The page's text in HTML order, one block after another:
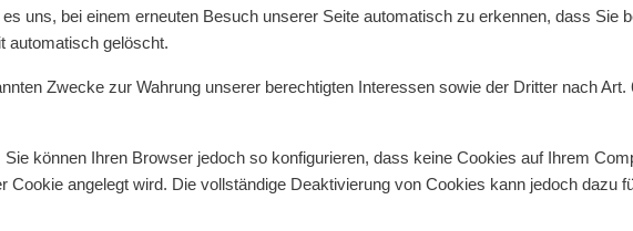
uns, bei einem erneuten Besuch unserer Seite automatisch zu erkennen, dass Sie
automatisch gelöscht.
Zwecke zur Wahrung unserer berechtigten Interessen sowie der Dritter nach Art.
können Ihren Browser jedoch so konfigurieren, dass keine Cookies auf Ihrem
angelegt wird. Die vollständige Deaktivierung von Cookies kann jedoch dazu